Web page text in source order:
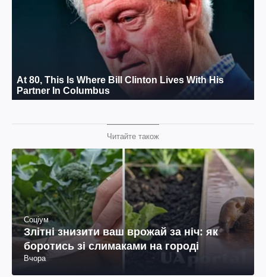
Читайте також
Соціум
Злітні знизити ваш врожай за ніч: як
боротись зі слимаками на городі
Вчора